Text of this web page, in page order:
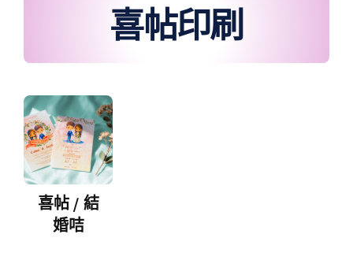
喜帖印刷
喜帖 / 結
婚咭